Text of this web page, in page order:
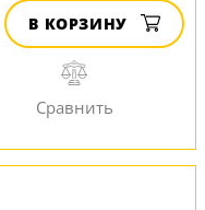
В КОРЗИНУ